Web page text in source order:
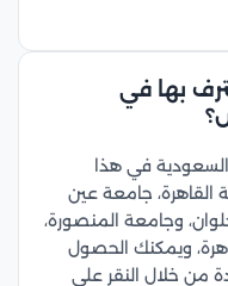
بها في
في هذا
جامعة عين
وجامعة المنصورة،
ويمكنك الحصول
من خلال النقر على